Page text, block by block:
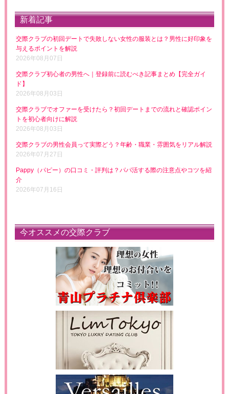
新着記事
交際クラブの初回デートで失敗しない女性の服装とは？男性に好印象を
与えるポイントを解説
2026年08月07日
交際クラブ初心者の男性へ｜登録前に読むべき記事まとめ【完全ガイ
ド】
2026年08月03日
交際クラブでオファーを受けたら？初回デートまでの流れと確認ポイン
トを初心者向けに解説
2026年08月03日
交際クラブの男性会員って実際どう？年齢・職業・雰囲気をリアル解説
2026年07月27日
Pappy（パピー）の口コミ・評判は？パパ活する際の注意点やコツを紹
介
2026年07月16日
今オススメの交際クラブ